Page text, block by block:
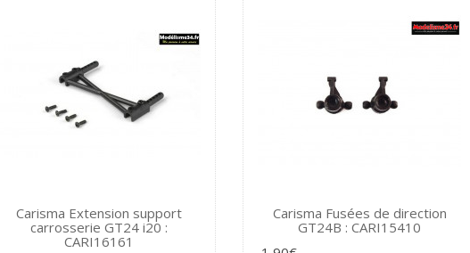
Carisma Extension support
carrosserie GT24 i20 :
CARI16161
Carisma Fusées de direction
GT24B : CARI15410